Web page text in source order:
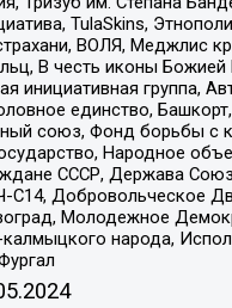
TulaSkins,
ВОЛЯ, Меджлис
В честь иконы
группа,
единство,
союз, Фонд борьбы
Народное
СССР, Держава Союз
Добровольческое
Молодежное
народа,